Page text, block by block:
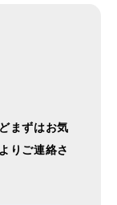
まずはお気
りご連絡さ